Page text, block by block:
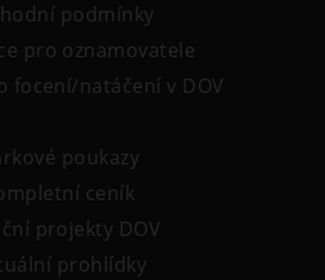
podmínky
pro oznamovatele
focení/natáčení v DOV
poukazy
ceník
projekty DOV
prohlídky